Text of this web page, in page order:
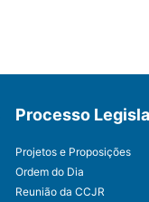
Processo
Projetos e Proposições
Ordem do Dia
Reunião da CCJR